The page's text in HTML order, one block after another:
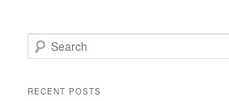
e
rRECENT POSTS